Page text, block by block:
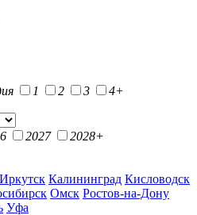
1 2 3
4+
2027
2028+
Иркутск Калининград Кисловодск
Омск Ростов-на-Дону
Уфа